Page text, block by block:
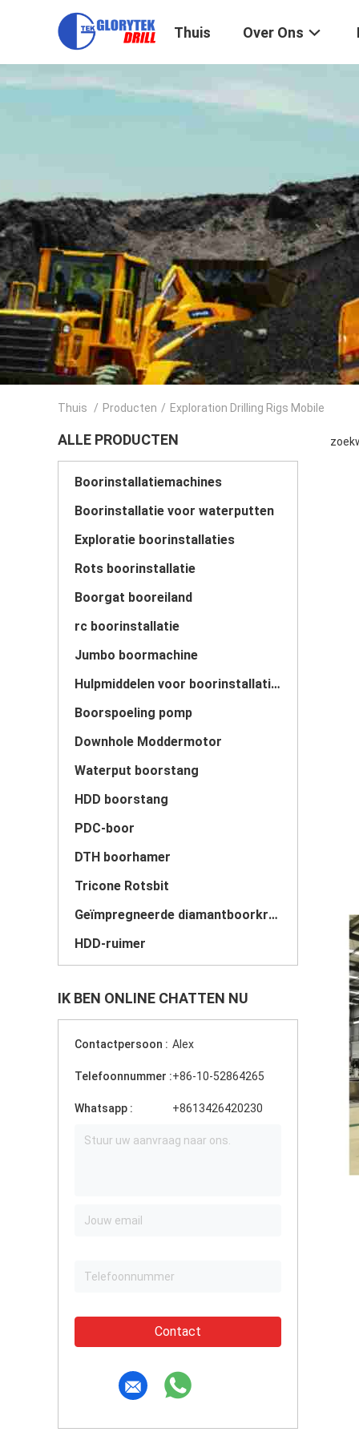
Thuis Over Ons
Thuis / Producten / Exploration Drilling Rigs Mobile
ALLE PRODUCTEN
Boorinstallatiemachines
Boorinstallatie voor waterputten
Exploratie boorinstallaties
Rots boorinstallatie
Boorgat booreiland
rc boorinstallatie
Jumbo boormachine
Hulpmiddelen voor boorinstallaties
Boorspoeling pomp
Downhole Moddermotor
Waterput boorstang
HDD boorstang
PDC-boor
DTH boorhamer
Tricone Rotsbit
Geïmpregneerde diamantboorkronen
HDD-ruimer
IK BEN ONLINE CHATTEN NU
Contactpersoon : Alex
Telefoonnummer :+86-10-52864265
Whatsapp : +8613426420230
Contact